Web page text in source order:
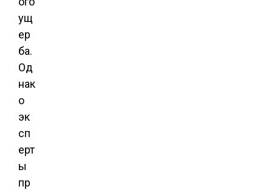
ущ
ер
ба.
Од
нак
о
эк
сп
ерт
ы
пр